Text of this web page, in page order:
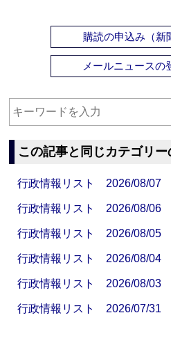
購読の申込み（新
メールニュースの
この記事と同じカテゴリ
行政情報リスト 2026/08/07
行政情報リスト 2026/08/06
行政情報リスト 2026/08/05
行政情報リスト 2026/08/04
行政情報リスト 2026/08/03
行政情報リスト 2026/07/31